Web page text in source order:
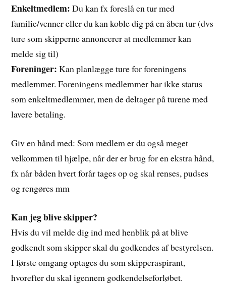
Enkeltmedlem: Du kan fx foreslå en tur med
familie/venner eller du kan koble dig på en åben tur (dvs
ture som skipperne annoncerer at medlemmer kan
melde sig til)
Foreninger:Kan planlægge ture for foreningens
medlemmer. Foreningens medlemmer har ikke status
som enkeltmedlemmer, men de deltager på turene med
lavere betaling.
Giv en hånd med: Som medlem er du også meget
velkommen til hjælpe, når der er brug for en ekstra hånd,
fx når båden hvert forår tages op og skal renses, pudses
og rengøres mm
Kan jeg blive skipper?
Hvis du vil melde dig ind med henblik på at blive
godkendt som skipper skal du godkendes af bestyrelsen.
I første omgang optages du som skipperaspirant,
hvorefter du skal igennem godkendelseforløbet.